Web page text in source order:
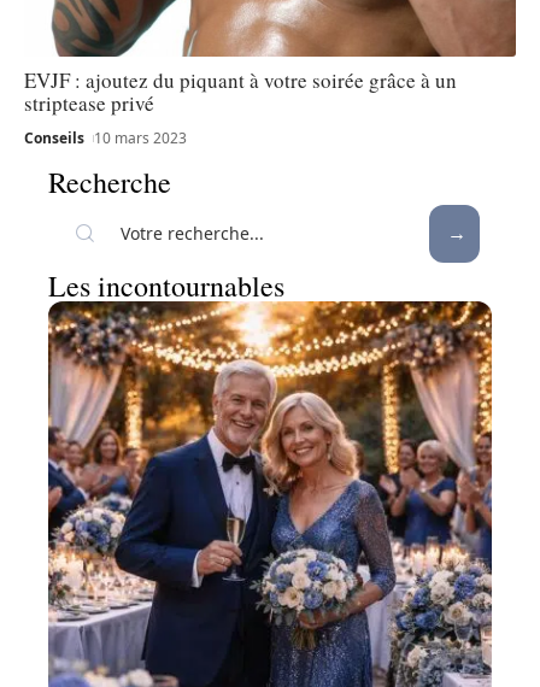
EVJF : ajoutez du piquant à votre soirée grâce à un
striptease privé
Conseils 10 mars 2023
Recherche
Les incontournables